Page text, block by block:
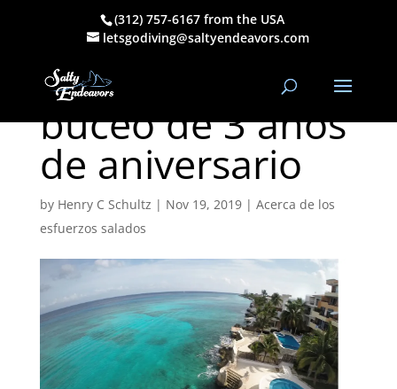
(312) 757-6167 from the USA
letsgodiving@saltyendeavors.com
Regalo de
vacaciones de
buceo de 3 años
de aniversario
by Henry C Schultz | Nov 19, 2019| Acerca de los
esfuerzos salados